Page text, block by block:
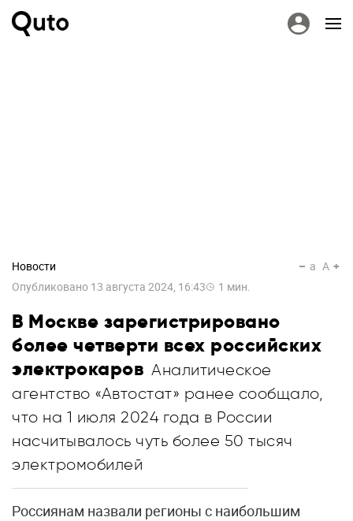
Новости
Опубликовано 13 августа 2024, 16:43 1 мин.
a A
В Москве зарегистрировано
более четверти всех российских
электрокаров Аналитическое
агентство «Автостат» ранее сообщало,
что на 1 июля 2024 года в России
насчитывалось чуть более 50 тысяч
электромобилей
Россиянам назвали регионы с наибольшим